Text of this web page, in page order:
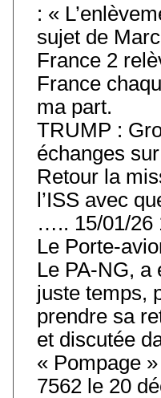
: «
sujet de
France 2
France
ma part.
TRUMP :
échanges
Retour la
l’ISS avec
….. 15/01/26
Le Porte-
Le PA-NG, a
juste temps,
prendre sa
et discutée
« Pompage
7562 le 20